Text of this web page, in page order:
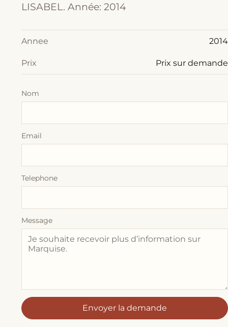
LISABEL. Année: 2014
Annee 2014
Prix Prix sur demande
Nom
Email
Telephone
Message
Envoyer la demande